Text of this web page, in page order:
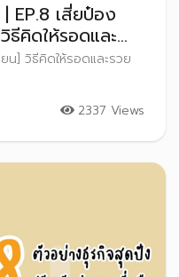
EP.8 เสี่ยป๋อง
ธีคิดให้รอดและ
น] วิธีคิดให้รอดและรวย
2337 Views